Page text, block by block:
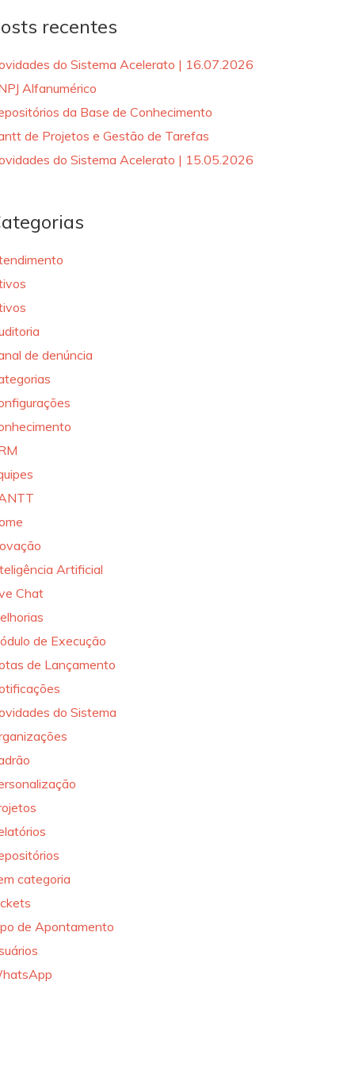
recentes
do Sistema Acelerato | 16.07.2026
Alfanumérico
da Base de Conhecimento
de Projetos e Gestão de Tarefas
do Sistema Acelerato | 15.05.2026
de denúncia
Artificial
Chat
de Execução
de Lançamento
do Sistema
categoria
de Apontamento